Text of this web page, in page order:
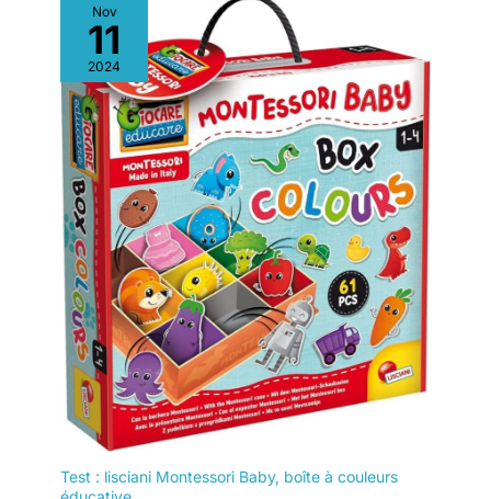
Nov
11
2024
Test : lisciani Montessori Baby, boîte à couleurs